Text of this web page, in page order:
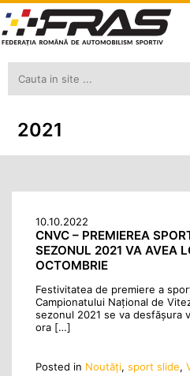
2021
10.10.2022
CNVC – PREMIEREA
SEZONUL 2021 VA AVEA
OCTOMBRIE
Festivitatea de premiere a
Campionatului Naţional de
sezonul 2021 se va desfăşura
ora […]
Posted in Noutăţi, sport slide,